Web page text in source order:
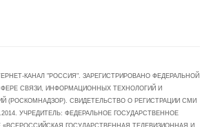
КАНАЛ "РОССИЯ". ЗАРЕГИСТРИРОВАНО ФЕДЕРАЛЬНОЙ
СВЯЗИ, ИНФОРМАЦИОННЫХ ТЕХНОЛОГИЙ И
(РОСКОМНАДЗОР). СВИДЕТЕЛЬСТВО О РЕГИСТРАЦИИ СМИ
УЧРЕДИТЕЛЬ: ФЕДЕРАЛЬНОЕ ГОСУДАРСТВЕННОЕ
«ВСЕРОССИЙСКАЯ ГОСУДАРСТВЕННАЯ ТЕЛЕВИЗИОННАЯ И